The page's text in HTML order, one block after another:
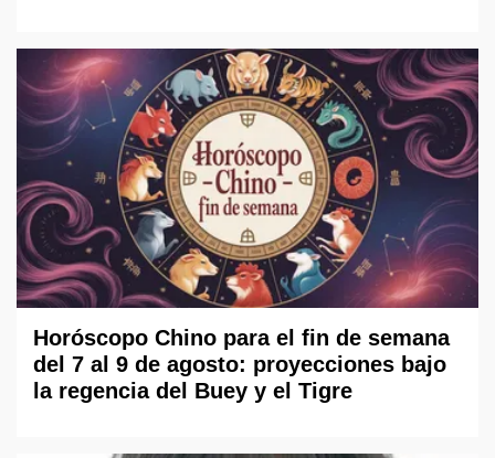
Horóscopo Chino para el fin de semana
del 7 al 9 de agosto: proyecciones bajo
la regencia del Buey y el Tigre